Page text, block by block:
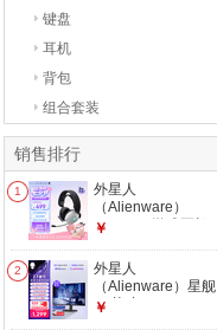
键盘
耳机
背包
组合套装
销售排行
1
外星人
（Alienware）
AW520H游戏耳机
噪耳机杜比全景音
RGB高端外设七夕
礼物加赠德芙巧克力
礼盒 白色
￥
2
外星人
（Alienware）星舰
27英寸2K 280Hz
￥